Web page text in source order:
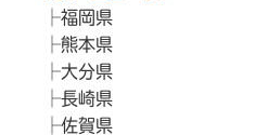
福岡県
熊本県
大分県
長崎県
佐賀県